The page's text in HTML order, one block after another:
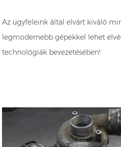
Az ügyfeleink által elvárt kiváló
legmodernebb gépekkel lehet
technológiák bevezetésében!